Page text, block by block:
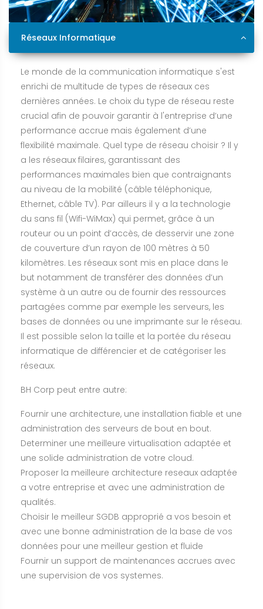
Réseaux Informatique
Le monde de la communication informatique s'est
enrichi de multitude de types de réseaux ces
dernières années. Le choix du type de réseau reste
crucial afin de pouvoir garantir à l'entreprise d’une
performance accrue mais également d’une
flexibilité maximale. Quel type de réseau choisir ? Il y
a les réseaux filaires, garantissant des
performances maximales bien que contraignants
au niveau de la mobilité (câble téléphonique,
Ethernet, câble TV). Par ailleurs il y a la technologie
du sans fil (Wifi-WiMax) qui permet, grâce à un
routeur ou un point d’accès, de desservir une zone
de couverture d’un rayon de 100 mètres à 50
kilomètres. Les réseaux sont mis en place dans le
but notamment de transférer des données d’un
système à un autre ou de fournir des ressources
partagées comme par exemple les serveurs, les
bases de données ou une imprimante sur le réseau.
Il est possible selon la taille et la portée du réseau
informatique de différencier et de catégoriser les
réseaux.
BH Corp peut entre autre:
Fournir une architecture, une installation fiable et une
administration des serveurs de bout en bout.
Determiner une meilleure virtualisation adaptée et
une solide administration de votre cloud.
Proposer la meilleure architecture reseaux adaptée
a votre entreprise et avec une administration de
qualités.
Choisir le meilleur SGDB approprié a vos besoin et
avec une bonne administration de la base de vos
données pour une meilleur gestion et fluide
Fournir un support de maintenances accrues avec
une supervision de vos systemes.